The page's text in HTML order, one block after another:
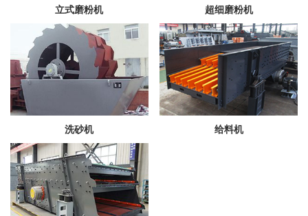
立式磨粉机 超细磨粉机
洗砂机 给料机